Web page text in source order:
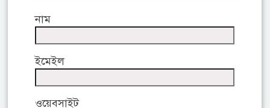
নাম
ইমেইল
ওয়েবসাইট